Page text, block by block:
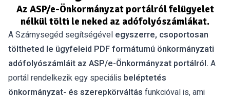
Az ASP/e-Önkormányzat portálról felügyelet
nélkül tölti le neked az adófolyószámlákat.
A Szárnysegéd segítségével egyszerre, csoportosan
töltheted le ügyfeleid PDF formátumú önkormányzati
adófolyószámláit az ASP/e-Önkormányzat portálról. A
portál rendelkezik egy speciális beléptetés
önkormányzat- és szerepkörváltás funkcióval is, ami